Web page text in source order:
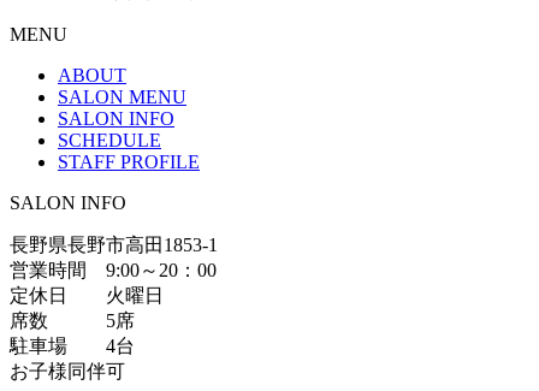
MENU
ABOUT
SALON MENU
SALON INFO
SCHEDULE
STAFF PROFILE
SALON INFO
長野県長野市高田1853-1
営業時間 9:00～20：00
定休日 火曜日
席数 5席
駐車場 4台
お子様同伴可